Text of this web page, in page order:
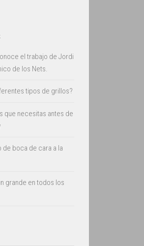
el trabajo de Jordi
de los Nets.
tipos de grillos?
que necesitas antes de
de boca de cara a la
grande en todos los